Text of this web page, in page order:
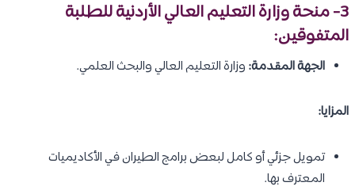
3- منحة وزارة التعليم العالي الأردنية للطلبة
المتفوقين:
الجهة المقدمة: وزارة التعليم العالي والبحث العلمي.
المزايا:
تمويل جزئي أو كامل لبعض برامج الطيران في الأكاديميات
المعترف بها.